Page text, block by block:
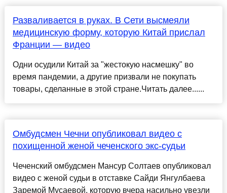
Разваливается в руках. В Сети высмеяли
медицинскую форму, которую Китай прислал
Франции — видео
Одни осудили Китай за "жестокую насмешку" во
время пандемии, а другие призвали не покупать
товары, сделанные в этой стране.Читать далее......
Омбудсмен Чечни опубликовал видео с
похищенной женой чеченского экс-судьи
Чеченский омбудсмен Мансур Солтаев опубликовал
видео с женой судьи в отставке Сайди Янгулбаева
Заремой Мусаевой, которую вчера насильно увезли